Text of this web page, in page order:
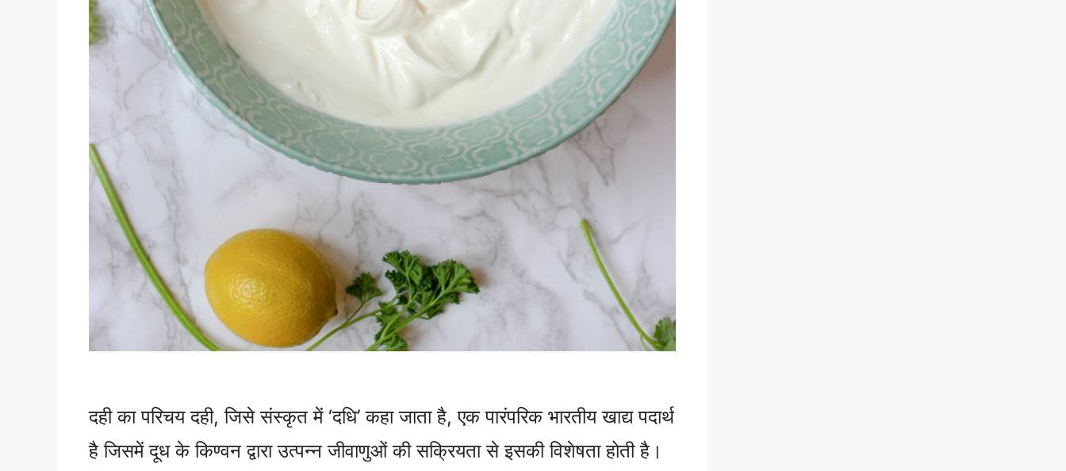
दही का परिचय दही, जिसे संस्कृत में ‘दधि’ कहा जाता है, एक पारंपरिक भारतीय खाद्य पदार्थ
है जिसमें दूध के किण्वन द्वारा उत्पन्न जीवाणुओं की सक्रियता से इसकी विशेषता होती है।